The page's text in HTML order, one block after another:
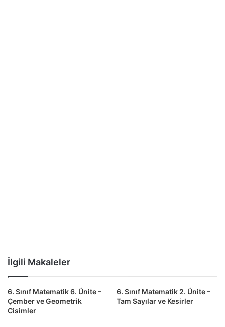
İlgili Makaleler
6. Sınıf Matematik 6. Ünite –
Çember ve Geometrik
Cisimler
6. Sınıf Matematik 2. Ünite –
Tam Sayılar ve Kesirler